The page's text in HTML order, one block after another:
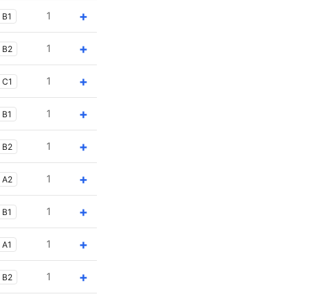
B1 1 +
B2 1 +
C1 1 +
B1 1 +
B2 1 +
A2 1 +
B1 1 +
A1 1 +
B2 1 +